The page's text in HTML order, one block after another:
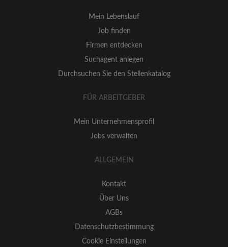
Mein Lebenslauf
Job finden
Firmen entdecken
Suchagent anlegen
Durchsuchen Sie den Stellenkatalog
FÜR ARBEITGEBER
Mein Unternehmensprofil
Jobs verwalten
ALLGEMEIN
Kontakt
Über Uns
AGBs
Datenschutzbestimmung
Cookie Einstellungen